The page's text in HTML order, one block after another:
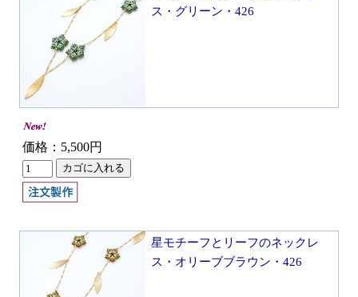
ス・グリーン・426
価格：5,500円
星モチーフとリーフのネックレ
ス・オリーブブラウン・426